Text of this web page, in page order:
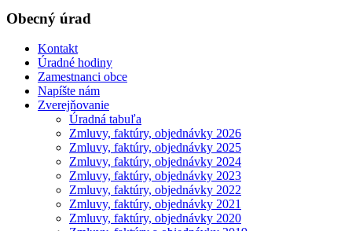
Obecný úrad
Kontakt
Úradné hodiny
Zamestnanci obce
Napíšte nám
Zverejňovanie
Úradná tabuľa
Zmluvy, faktúry, objednávky 2026
Zmluvy, faktúry, objednávky 2025
Zmluvy, faktúry, objednávky 2024
Zmluvy, faktúry, objednávky 2023
Zmluvy, faktúry, objednávky 2022
Zmluvy, faktúry, objednávky 2021
Zmluvy, faktúry, objednávky 2020